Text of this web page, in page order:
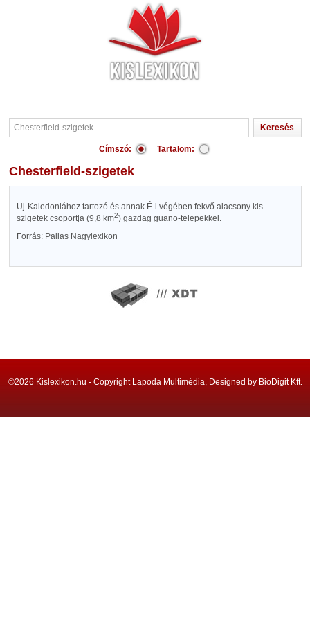
Címszó: Tartalom:
Chesterfield-szigetek
Uj-Kaledoniához tartozó és annak É-i végében fekvő alacsony kis
szigetek csoportja (9,8 km2) gazdag guano-telepekkel.
Forrás: Pallas Nagylexikon
©2026 Kislexikon.hu - Copyright Lapoda Multimédia, Designed by BioDigit Kft.